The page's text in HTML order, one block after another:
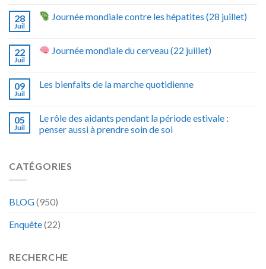
28
Juil
Journée mondiale contre les hépatites (28 juillet)
22
Juil
Journée mondiale du cerveau (22 juillet)
09
Juil
Les bienfaits de la marche quotidienne
05
Juil
Le rôle des aidants pendant la période estivale :
penser aussi à prendre soin de soi
CATÉGORIES
BLOG(950)
Enquête(22)
RECHERCHE